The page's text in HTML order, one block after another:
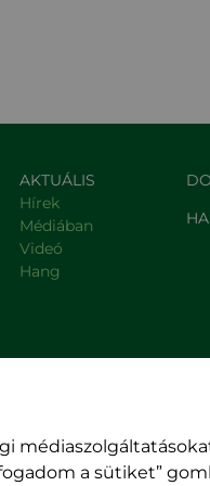
AKTUÁLIS
Hírek
Médiában
Videó
Hang
a sütiket”